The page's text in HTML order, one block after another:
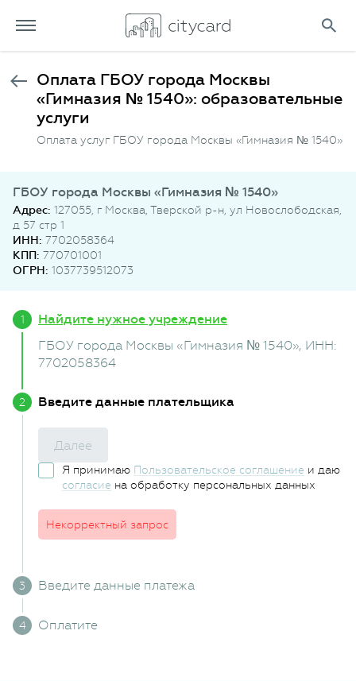
Оплата ГБОУ города Москвы
«Гимназия № 1540»: образовательные
услуги
Оплата услуг ГБОУ города Москвы «Гимназия № 1540»
ГБОУ города Москвы «Гимназия № 1540»
Адрес: 127055, г Москва, Тверской р-н, ул Новослободская,
д 57 стр 1
ИНН: 7702058364
КПП: 770701001
ОГРН: 1037739512073
Найдите нужное учреждение
ГБОУ города Москвы «Гимназия № 1540», ИНН:
7702058364
Введите данные плательщика
Далее
Я принимаю Пользовательское соглашение и даю
согласие на обработку персональных данных
Некорректный запрос
Введите данные платежа
Оплатите